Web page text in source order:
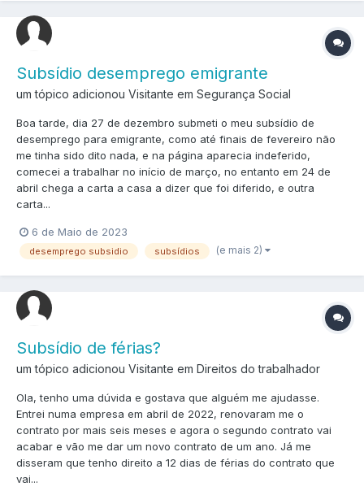
Subsídio desemprego emigrante
um tópico adicionou Visitante em Segurança Social
Boa tarde, dia 27 de dezembro submeti o meu subsídio de
desemprego para emigrante, como até finais de fevereiro não
me tinha sido dito nada, e na página aparecia indeferido,
comecei a trabalhar no início de março, no entanto em 24 de
abril chega a carta a casa a dizer que foi diferido, e outra
carta...
6 de Maio de 2023
desemprego subsidio subsídios (e mais 2)
Subsídio de férias?
um tópico adicionou Visitante em Direitos do trabalhador
Ola, tenho uma dúvida e gostava que alguém me ajudasse.
Entrei numa empresa em abril de 2022, renovaram me o
contrato por mais seis meses e agora o segundo contrato vai
acabar e vão me dar um novo contrato de um ano. Já me
disseram que tenho direito a 12 dias de férias do contrato que
vai...